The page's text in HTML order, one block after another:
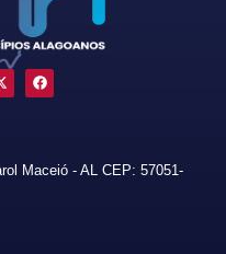
Maceió - AL CEP: 57051-